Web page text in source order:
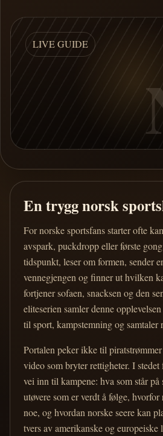
LIVE GUIDE
En trygg norsk
For norske sportsfans starter ofte
avspark, puckdropp eller første
tidspunkt, leser om formen, sender
vennegjengen og finner ut hvilken
fortjener sofaen, snacksen og den
eliteserien samler denne
til sport, kampstemning og samtaler
Portalen peker ikke til
video som bryter rettigheter. I
vei inn til kampene: hva som står
utøvere som er verdt å følge,
noe, og hvordan norske seere kan
tvers av amerikanske og